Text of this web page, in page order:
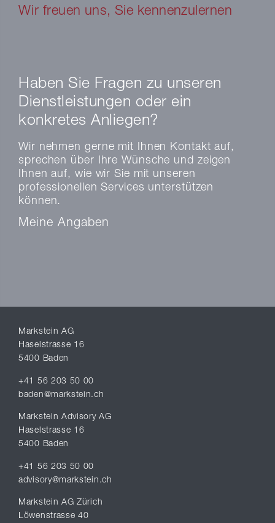
Wir freuen uns, Sie kennenzulernen
Haben Sie Fragen zu unseren
Dienstleistungen oder ein
konkretes Anliegen?
Wir nehmen gerne mit Ihnen Kontakt auf,
sprechen über Ihre Wünsche und zeigen
Ihnen auf, wie wir Sie mit unseren
professionellen Services unterstützen
können.
Meine Angaben
Markstein AG
Haselstrasse 16
5400 Baden
+41 56 203 50 00
baden@markstein.ch
Markstein Advisory AG
Haselstrasse 16
5400 Baden
+41 56 203 50 00
advisory@markstein.ch
Markstein AG Zürich
Löwenstrasse 40